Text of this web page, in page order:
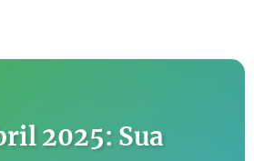
2025: Sua